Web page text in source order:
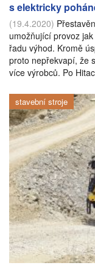
s elektricky
(19.4.2020)
umožňující provoz
řadu výhod. Kromě
proto nepřekvapí, že
více výrobců. Po
stavební stroje